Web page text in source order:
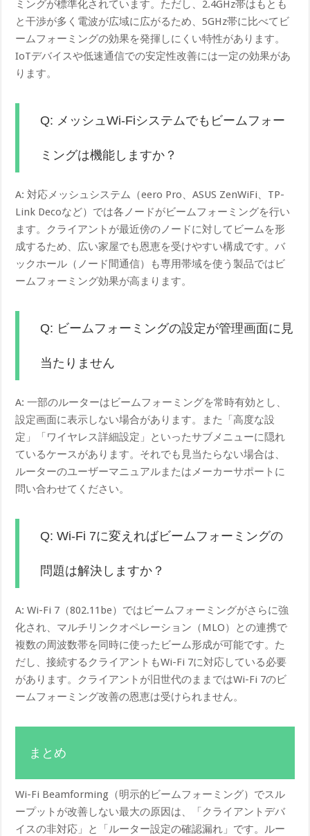
ミングが標準化されています。ただし、2.4GHz帯はもとも
と干渉が多く電波が広域に広がるため、5GHz帯に比べてビ
ームフォーミングの効果を発揮しにくい特性があります。
IoTデバイスや低速通信での安定性改善には一定の効果があ
ります。
Q: メッシュWi-Fiシステムでもビームフォー
ミングは機能しますか？
A: 対応メッシュシステム（eero Pro、ASUS ZenWiFi、TP-
Link Decoなど）では各ノードがビームフォーミングを行い
ます。クライアントが最近傍のノードに対してビームを形
成するため、広い家屋でも恩恵を受けやすい構成です。バ
ックホール（ノード間通信）も専用帯域を使う製品ではビ
ームフォーミング効果が高まります。
Q: ビームフォーミングの設定が管理画面に見
当たりません
A: 一部のルーターはビームフォーミングを常時有効とし、
設定画面に表示しない場合があります。また「高度な設
定」「ワイヤレス詳細設定」といったサブメニューに隠れ
ているケースがあります。それでも見当たらない場合は、
ルーターのユーザーマニュアルまたはメーカーサポートに
問い合わせてください。
Q: Wi-Fi 7に変えればビームフォーミングの
問題は解決しますか？
A: Wi-Fi 7（802.11be）ではビームフォーミングがさらに強
化され、マルチリンクオペレーション（MLO）との連携で
複数の周波数帯を同時に使ったビーム形成が可能です。た
だし、接続するクライアントもWi-Fi 7に対応している必要
があります。クライアントが旧世代のままではWi-Fi 7のビ
ームフォーミング改善の恩恵は受けられません。
まとめ
Wi-Fi Beamforming（明示的ビームフォーミング）でスル
ープットが改善しない最大の原因は、「クライアントデバ
イスの非対応」と「ルーター設定の確認漏れ」です。ルー